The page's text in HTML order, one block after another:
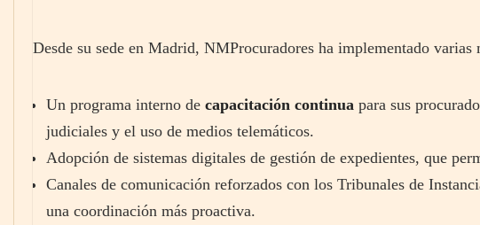
Desde su sede en Madrid, NMProcuradores ha implementado varias
Un programa interno de capacitación continua para sus
judiciales y el uso de medios telemáticos.
Adopción de sistemas digitales de gestión de expedientes, que
Canales de comunicación reforzados con los Tribunales de
una coordinación más proactiva.